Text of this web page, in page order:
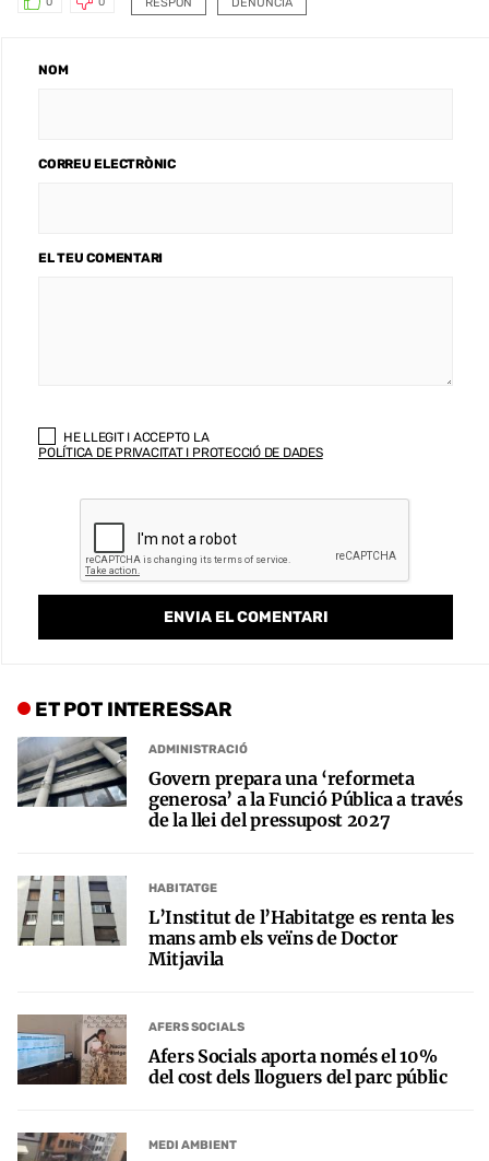
NOM
CORREU ELECTRÒNIC
EL TEU COMENTARI
HE LLEGIT I ACCEPTO LA
POLÍTICA DE PRIVACITAT I PROTECCIÓ DE DADES
ET POT INTERESSAR
ADMINISTRACIÓ
Govern prepara una ‘reformeta
generosa’ a la Funció Pública a través
de la llei del pressupost 2027
HABITATGE
L’Institut de l’Habitatge es renta les
mans amb els veïns de Doctor
Mitjavila
AFERS SOCIALS
Afers Socials aporta només el 10%
del cost dels lloguers del parc públic
MEDI AMBIENT